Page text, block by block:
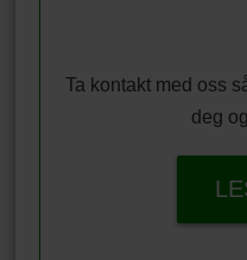
Ta kontakt med oss
deg